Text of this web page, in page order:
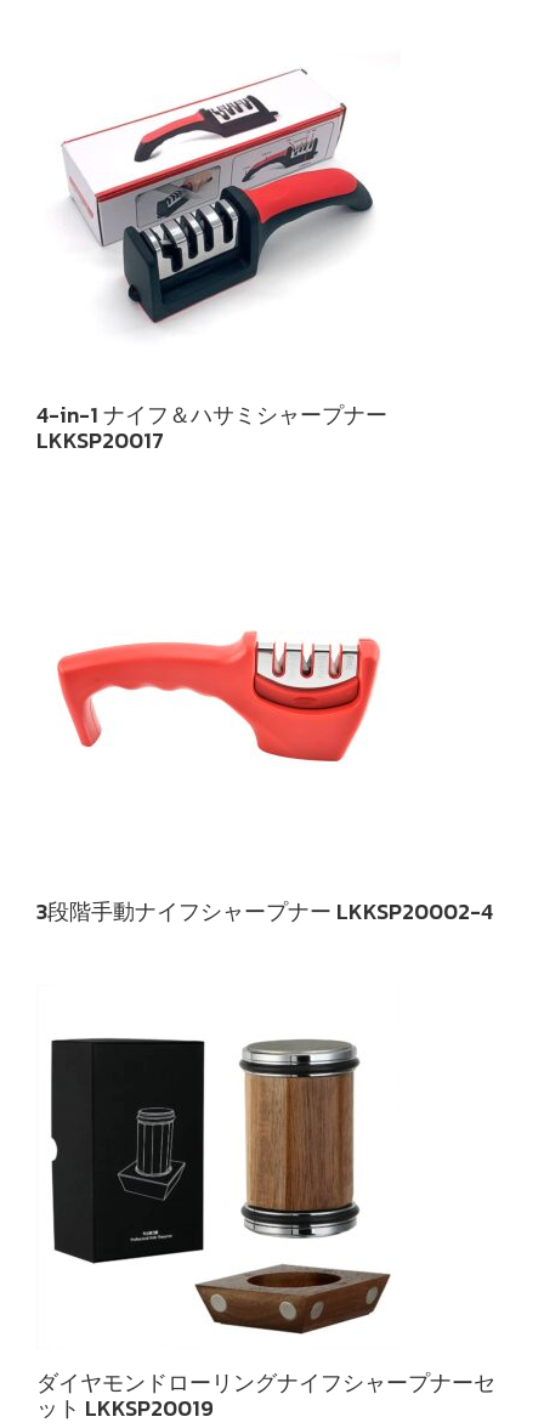
4-in-1 ナイフ＆ハサミシャープナー
LKKSP20017
3段階手動ナイフシャープナー LKKSP20002-4
ダイヤモンドローリングナイフシャープナーセ
ット LKKSP20019